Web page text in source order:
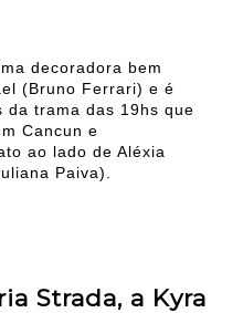
decoradora bem
(Bruno Ferrari) e é
da trama das 19hs que
Cancun e
ao lado de Aléxia
Paiva).
Strada, a Kyra